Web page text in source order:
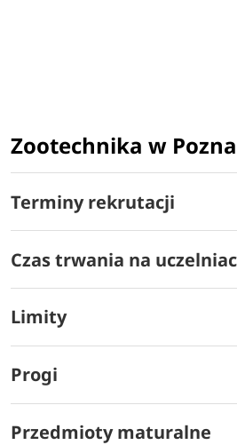
Zootechnika w
Terminy rekrutacji
Czas trwania na
Limity
Progi
Przedmioty maturalne